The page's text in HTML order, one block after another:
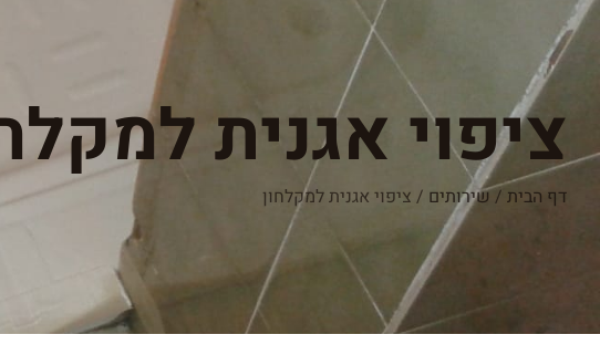
ציפוי אגנית
דף הבית /שירותים / ציפוי אגנית למקלחון